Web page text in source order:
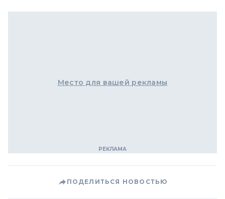
Место для вашей рекламы
ПОДЕЛИТЬСЯ НОВОСТЬЮ